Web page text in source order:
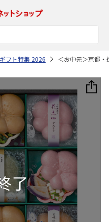
フト特集 2026 ＜お中元＞京都